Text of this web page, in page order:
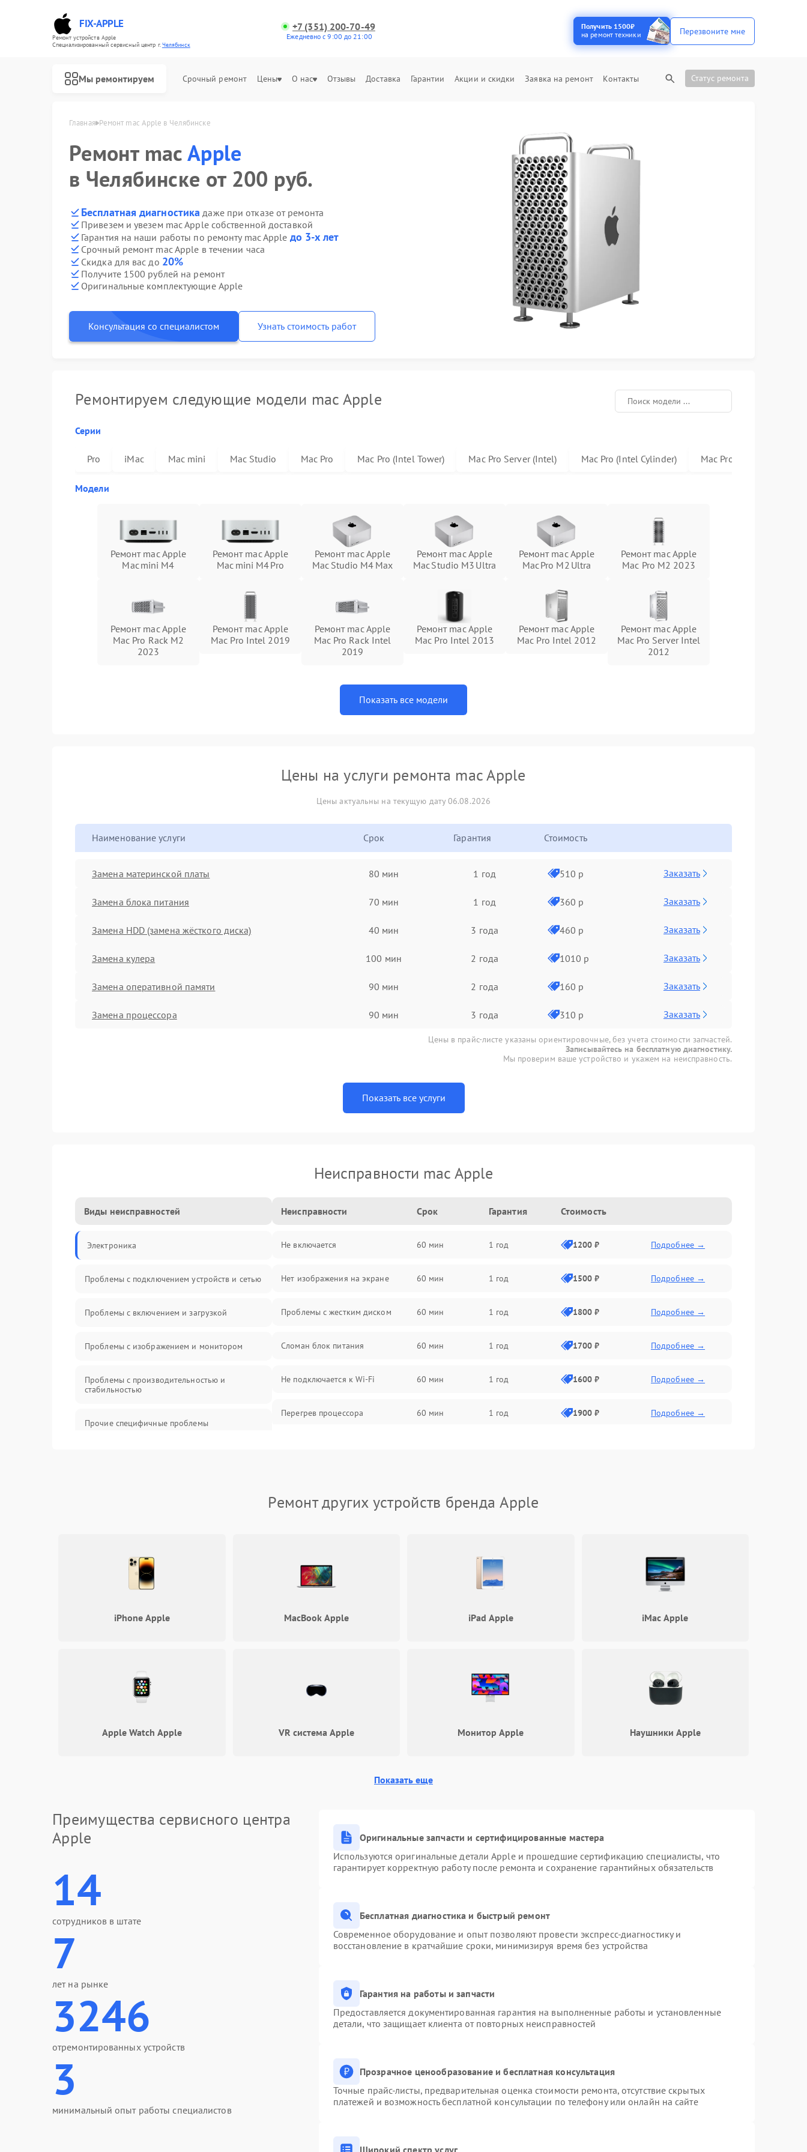
FIX-APPLE
Ремонт устройств Apple
Специализированный cервисный центр г.Челябинск
+7 (351) 200-70-49
Ежедневно с 9:00 до 21:00
Получить 1500₽
на ремонт техники
Перезвоните мне
Мы ремонтируем Срочный ремонт Цены О нас Отзывы Доставка Гарантии Акции и скидки Заявка на ремонт Контакты Статус ремонта
Главная Ремонт mac Apple в Челябинске
Ремонт macApple
в Челябинске от 200 руб.
Бесплатная диагностика даже при отказе от ремонта
Привезем и увезем mac Apple собственной доставкой
Гарантия на наши работы по ремонту mac Apple до 3-х лет
Срочный ремонт mac Apple в течении часа
Скидка для вас до 20%
Получите 1500 рублей на ремонт
Оригинальные комплектующие Apple
Консультация со специалистом Узнать стоимость работ
Ремонтируем следующие модели mac Apple
Серии
Pro iMac Mac mini Mac Studio Mac Pro Mac Pro (Intel Tower) Mac Pro Server (Intel) Mac Pro (Intel Cylinder) Mac Pro Rack (Intel)
Модели
Ремонт mac Apple
Mac mini M4
Ремонт mac Apple
Mac mini M4 Pro
Ремонт mac Apple
Mac Studio M4 Max
Ремонт mac Apple
Mac Studio M3 Ultra
Ремонт mac Apple
Mac Pro M2 Ultra
Ремонт mac Apple
Mac Pro M2 2023
Ремонт mac Apple
Mac Pro Rack M2
2023
Ремонт mac Apple
Mac Pro Intel 2019
Ремонт mac Apple
Mac Pro Rack Intel
2019
Ремонт mac Apple
Mac Pro Intel 2013
Ремонт mac Apple
Mac Pro Intel 2012
Ремонт mac Apple
Mac Pro Server Intel
2012
Показать все модели
Цены на услуги ремонта mac Apple
Цены актуальны на текущую дату 06.08.2026
Наименование услуги Срок Гарантия Стоимость
Замена материнской платы 80 мин 1 год 510 р Заказать
Замена блока питания 70 мин 1 год 360 р Заказать
Замена HDD (замена жёсткого диска) 40 мин 3 года 460 р Заказать
Замена кулера 100 мин 2 года 1010 р Заказать
Замена оперативной памяти 90 мин 2 года 160 р Заказать
Замена процессора 90 мин 3 года 310 р Заказать
Цены в прайс-листе указаны ориентировочные, без учета стоимости запчастей.
Записывайтесь на бесплатную диагностику.
Мы проверим ваше устройство и укажем на неисправность.
Показать все услуги
Неисправности mac Apple
Виды неисправностей
Электроника
Проблемы с подключением устройств и сетью
Проблемы с включением и загрузкой
Проблемы с изображением и монитором
Проблемы с производительностью и
стабильностью
Прочие специфичные проблемы
Неисправности Срок Гарантия Стоимость
Не включается 60 мин 1 год 1200 ₽ Подробнее →
Нет изображения на экране 60 мин 1 год 1500 ₽ Подробнее →
Проблемы с жестким диском 60 мин 1 год 1800 ₽ Подробнее →
Сломан блок питания 60 мин 1 год 1700 ₽ Подробнее →
Не подключается к Wi-Fi 60 мин 1 год 1600 ₽ Подробнее →
Перегрев процессора 60 мин 1 год 1900 ₽ Подробнее →
памяти
1 год Подробнее →
Ремонт других устройств бренда Apple
iPhone Apple MacBook Apple iPad Apple iMac Apple
Apple Watch Apple VR система Apple Монитор Apple Наушники Apple
Показать еще
Преимущества сервисного центра
Apple
14
сотрудников в штате
7
лет на рынке
3246
отремонтированных устройств
3
минимальный опыт работы специалистов
Оригинальные запчасти и сертифицированные мастера
Используются оригинальные детали Apple и прошедшие сертификацию специалисты, что
гарантирует корректную работу после ремонта и сохранение гарантийных обязательств
Бесплатная диагностика и быстрый ремонт
Современное оборудование и опыт позволяют провести экспресс-диагностику и
восстановление в кратчайшие сроки, минимизируя время без устройства
Гарантия на работы и запчасти
Предоставляется документированная гарантия на выполненные работы и установленные
детали, что защищает клиента от повторных неисправностей
Прозрачное ценообразование и бесплатная консультация
Точные прайс-листы, предварительная оценка стоимости ремонта, отсутствие скрытых
платежей и возможность бесплатной консультации по телефону или онлайн на сайте
Широкий спектр услуг